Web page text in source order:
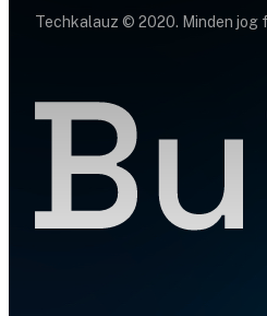
Techkalauz © 2020. Minden jog